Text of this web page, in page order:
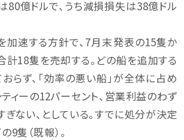
80億ドルで、うち減損損失は38億ドル
加速する方針で、7月末発表の15隻か
計18隻を売却する。どの船を追加する
らず、「効率の悪い船」が全体に占め
ィーの12パーセント、営業利益のわず
ない、としている。すでに処分が決定
9隻（既報）。